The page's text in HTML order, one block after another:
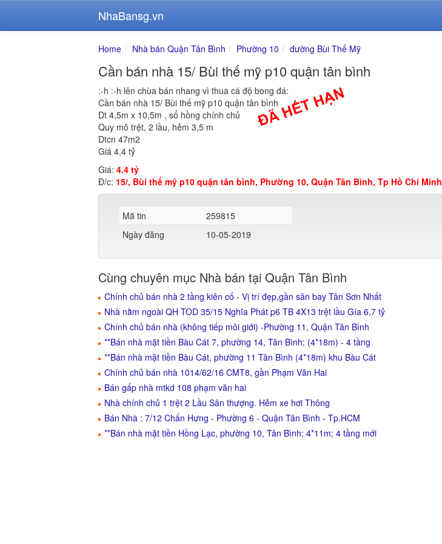
NhaBansg.vn
Home Nhà bán Quận Tân Bình Phường 10 đường Bùi Thế Mỹ
Cần bán nhà 15/ Bùi thế mỹ p10 quận tân bình
:-h :-h lên chùa bán nhang vì thua cá độ bong đá:
Cần bán nhà 15/ Bùi thế mỹ p10 quận tân bình
Dt 4,5m x 10,5m , sổ hồng chính chủ
Quy mô trệt, 2 lầu, hẻm 3,5 m
Dtcn 47m2
Giá 4,4 tỷ
Giá: 4.4 tỷ
Đ/c: 15/, Bùi thế mỹ p10 quận tân bình, Phường 10, Quận Tân Bình, Tp Hồ Chí Minh
Mã tin
259815
Ngày đăng
10-05-2019
Cùng chuyên mục Nhà bán tại Quận Tân Bình
Chính chủ bán nhà 2 tầng kiên cố - Vị trí đẹp,gần sân bay Tân Sơn Nhất
Nhà nằm ngoài QH TOD 35/15 Nghĩa Phát p6 TB 4X13 trệt lầu Gía 6,7 tỷ
Chính chủ bán nhà (không tiếp môi giới) -Phường 11, Quận Tân Bình
**Bán nhà mặt tiền Bàu Cát 7, phường 14, Tân Bình; (4*18m) - 4 tầng
**Bán nhà mặt tiền Bàu Cát, phường 11 Tân Bình (4*18m) khu Bàu Cát
Chính chủ bán nhà 1014/62/16 CMT8, gần Phạm Văn Hai
Bán gấp nhà mtkd 108 phạm văn hai
Nhà chính chủ 1 trệt 2 Lầu Sân thượng. Hẻm xe hơi Thông
Bán Nhà : 7/12 Chấn Hưng - Phường 6 - Quận Tân Bình - Tp.HCM
**Bán nhà mặt tiền Hồng Lạc, phường 10, Tân Bình; 4*11m; 4 tầng mới